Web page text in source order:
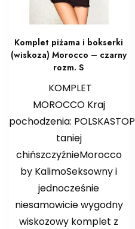
Komplet piżama i bokserki
(wiskoza) Morocco – czarny
rozm. S
KOMPLET
MOROCCO Kraj
pochodzenia: POLSKASTOP
taniej
chińszczyźnieMorocco
by KalimoSeksowny i
jednocześnie
niesamowicie wygodny
wiskozowy komplet z